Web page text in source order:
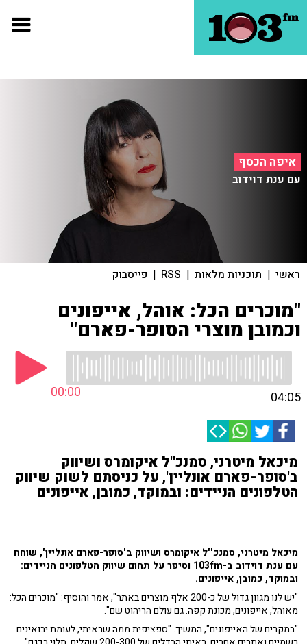
איפה הכסף
עם ענת דוידוב
ראשי | תוכניות מלאות |
RSS
| פייסבוק
"מוכרים הכל: אוהל, אייפונים
וכמובן מוצרי הסופר-פארם"
00:00 04:05
מיכאל מיטרני, סמנכ''ל איקומרס ושיווק
ב'סופר-פארם אונליין', על כניסתם לשוק שיווק
הטלפונים הניידים: ובמוקד, כמובן, אייפונים
מיכאל מיטרני, סמנכ''ל איקומרס ושיווק ב'סופר-פארם אונליין', שוחח
עם ענת דוידוב ב-103fm וסיפר על תחום שיווק הטלפונים הניידים:
ובמוקד, כמובן, אייפונים.
"יש לנו מגוון גדול של כ-200 אלף מוצרים באתר", אמר והוסיף: "מוכרים הכל:
מאוהל, אייפונים, מכונת קפה. גם עולם הריהוט שם".
"במקרים של האייפונים", המשיך. "ספציפית ממה שראיתי, לעומת יבואינים